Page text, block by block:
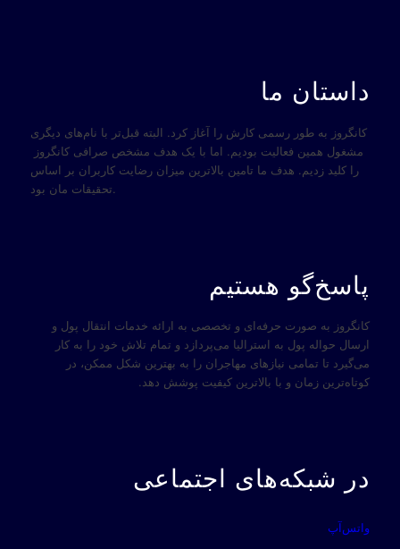
داستان ما
کانگروز به طور رسمی کارش را آغاز کرد. البته قبل‌تر با نام‌های دیگری
مشغول همین فعالیت بودیم. اما با یک هدف مشخص صرافی کانگروز
را کلید زدیم. هدف ما تامین بالاترین میزان رضایت کاربران بر اساس
پاسخ‌گو هستیم
کانگروز به صورت حرفه‌ای و تخصصی به ارائه خدمات انتقال پول و
ارسال حواله پول به استرالیا می‌پردازد و تمام تلاش خود را به کار
می‌گیرد تا تمامی نیازهای مهاجران را به بهترین شکل ممکن، در
کوتاه‌ترین زمان و با بالاترین کیفیت پوشش دهد.
در شبکه‌های اجتماعی
واتس‌آپ